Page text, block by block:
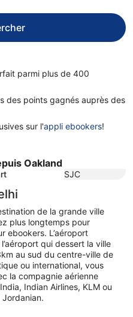
parmi plus de 400
des points gagnés auprès des
sur l'appli ebookers!
Oakland
SJC
de la grande ville
plus longtemps pour
ebookers. L’aéroport
qui dessert la ville
au sud du centre-ville de
ou international, vous
la compagnie aérienne
Indian Airlines, KLM ou